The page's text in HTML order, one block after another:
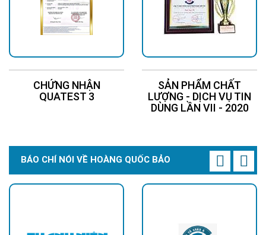
CHỨNG NHẬN
QUATEST 3
SẢN PHẨM CHẤT
LƯỢNG - DỊCH VỤ TIN
DÙNG LẦN VII - 2020
BÁO CHÍ NÓI VỀ HOÀNG QUỐC BẢO